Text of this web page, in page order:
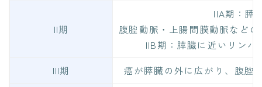
II期
IIA期：膵
腹腔動脈・上腸間膜動脈など
IIB期：膵臓に近いリン
III期
癌が膵臓の外に広がり、腹腔